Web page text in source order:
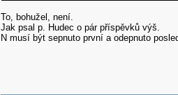
To, bohužel, není.
Jak psal p. Hudec o pár příspěvků výš.
N musí být sepnuto první a odepnuto